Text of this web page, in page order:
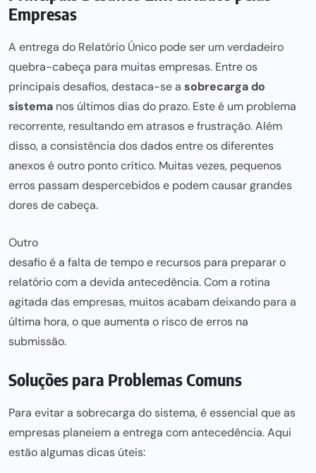
Empresas
A entrega do Relatório Único pode ser um verdadeiro
quebra-cabeça para muitas empresas. Entre os
principais desafios, destaca-se a sobrecarga do
sistema nos últimos dias do prazo. Este é um problema
recorrente, resultando em atrasos e frustração. Além
disso, a consistência dos dados entre os diferentes
anexos é outro ponto crítico. Muitas vezes, pequenos
erros passam despercebidos e podemcausar grandes
dores de cabeça.
Outro
desafio é a falta de tempo e recursos para prepararo
relatório com a devida antecedência. Com a rotina
agitada das empresas, muitos acabamdeixando para a
última hora, o que aumenta o risco de erros na
submissão.
Soluções para Problemas Comuns
Para evitar a sobrecarga do sistema, é essencial que as
empresas planeiem a entrega com antecedência. Aqui
estão algumas dicas úteis: